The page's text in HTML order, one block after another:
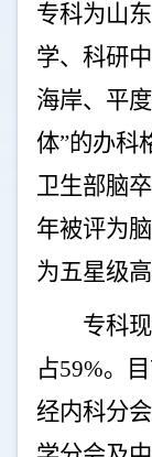
专科为山
学、科研
海岸、平
体”的办科
卫生部脑
年被评为
为五星级
专科
占59%。
经内科分